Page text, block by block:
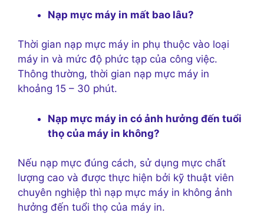
Nạp mực máy in mất bao lâu?
Thời gian nạp mực máy in phụ thuộc vào loại
máy in và mức độ phức tạp của công việc.
Thông thường, thời gian nạp mực máy in
khoảng 15 – 30 phút.
Nạp mực máy in có ảnh hưởng đến tuổi
thọ của máy in không?
Nếu nạp mực đúng cách, sử dụng mực chất
lượng cao và được thực hiện bởi kỹ thuật viên
chuyên nghiệp thì nạp mực máy in không ảnh
hưởng đến tuổi thọ của máy in.